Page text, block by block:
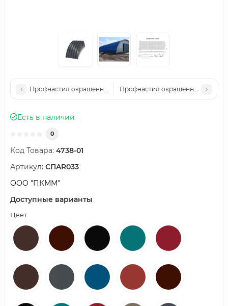
Профнастил окрашенный С44ПГ-1000-0.6 цена за м2
Профнастил окрашенный С44ПГ-
Есть в наличии
0
Код Товара: 4738-01
Артикул: СПAR033
ООО "ПКММ"
Доступные варианты
Цвет